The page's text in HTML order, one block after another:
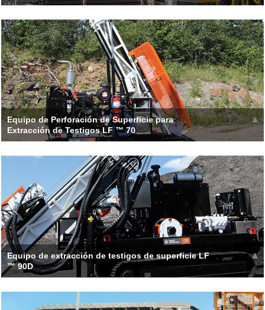
manejo de varilla manos libres. Sin intervención de t
Leer más >>
Equipo de Perforación de Superficie para
Extracción de Testigos LF ™ 70
helipuebles para alcanzar lo remoto Leer más >>
Equipo de extracción de testigos de superficie LF
™ 90D
operate and maintain. The LF9 Leer más >>